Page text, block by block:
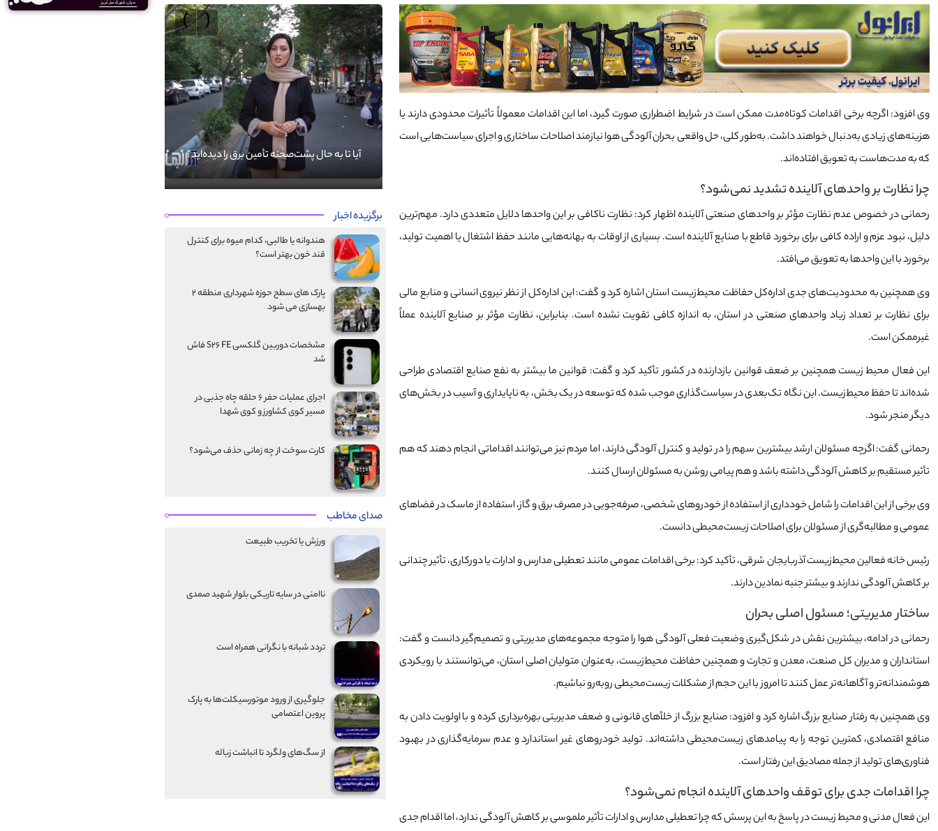
وی افزود: اگرچه برخی اقدامات کوتاه‌مدت ممکن است در شرایط اضطراری صورت گیرد، اما این اقدامات معمولاً تأثیرات محدودی دارند یا
هزینه‌های زیادی به‌دنبال خواهند داشت. به‌طور کلی، حل واقعی بحران آلودگی هوا نیازمند اصلاحات ساختاری و اجرای سیاست‌هایی است
که به مدت‌هاست به تعویق افتاده‌اند.
چرا نظارت بر واحدهای آلاینده تشدید نمی‌شود؟
رحمانی در خصوص عدم نظارت مؤثر بر واحدهای صنعتی آلاینده اظهار کرد: نظارت ناکافی بر این واحدها دلایل متعددی دارد. مهم‌ترین
دلیل، نبود عزم و اراده کافی برای برخورد قاطع با صنایع آلاینده است. بسیاری از اوقات به بهانه‌هایی مانند حفظ اشتغال یا اهمیت تولید،
برخورد با این واحدها به تعویق می‌افتد.
وی همچنین به محدودیت‌های جدی اداره‌کل حفاظت محیط‌زیست استان اشاره کرد و گفت: این اداره‌کل از نظر نیروی انسانی و منابع مالی
برای نظارت بر تعداد زیاد واحدهای صنعتی در استان، به اندازه کافی تقویت نشده است. بنابراین، نظارت مؤثر بر صنایع آلاینده عملاً
غیرممکن است.
این فعال محیط زیست همچنین بر ضعف قوانین بازدارنده در کشور تأکید کرد و گفت: قوانین ما بیشتر به نفع صنایع اقتصادی طراحی
شده‌اند تا حفظ محیط‌زیست. این نگاه تک‌بعدی در سیاست‌گذاری موجب شده که توسعه در یک بخش، به ناپایداری و آسیب در بخش‌های
دیگر منجر شود.
رحمانی گفت: اگرچه مسئولان ارشد بیشترین سهم را در تولید و کنترل آلودگی دارند، اما مردم نیز می‌توانند اقداماتی انجام دهند که هم
تأثیر مستقیم بر کاهش آلودگی داشته باشد و هم پیامی روشن به مسئولان ارسال کنند.
وی برخی از این اقدامات را شامل خودداری از استفاده از خودروهای شخصی، صرفه‌جویی در مصرف برق و گاز، استفاده از ماسک در فضاهای
عمومی و مطالبه‌گری از مسئولان برای اصلاحات زیست‌محیطی دانست.
رئیس خانه فعالین محیط‌زیست آذربایجان شرقی، تأکید کرد: برخی اقدامات عمومی مانند تعطیلی مدارس و ادارات یا دورکاری، تأثیر چندانی
بر کاهش آلودگی ندارند و بیشتر جنبه نمادین دارند.
ساختار مدیریتی؛ مسئول اصلی بحران
رحمانی در ادامه، بیشترین نقش در شکل‌گیری وضعیت فعلی آلودگی هوا را متوجه مجموعه‌های مدیریتی و تصمیم‌گیر دانست و گفت:
استانداران و مدیران کل صنعت، معدن و تجارت و همچنین حفاظت محیط‌زیست، به‌عنوان متولیان اصلی استان، می‌توانستند با رویکردی
هوشمندانه‌تر و آگاهانه‌تر عمل کنند تا امروز با این حجم از مشکلات زیست‌محیطی روبه‌رو نباشیم.
وی همچنین به رفتار صنایع بزرگ اشاره کرد و افزود: صنایع بزرگ از خلأهای قانونی و ضعف مدیریتی بهره‌برداری کرده و با اولویت دادن به
منافع اقتصادی، کمترین توجه را به پیامدهای زیست‌محیطی داشته‌اند. تولید خودروهای غیر استاندارد و عدم سرمایه‌گذاری در بهبود
فناوری‌های تولید از جمله مصادیق این رفتار است.
چرا اقدامات جدی برای توقف واحدهای آلاینده انجام نمی‌شود؟
این فعال مدنی و محیط زیست در پاسخ به این پرسش که چرا تعطیلی مدارس و ادارات تأثیر ملموسی بر کاهش آلودگی ندارد، اما اقدام جدی
سال‌های آبی،
ببینید | استادان هنر رفوگری تبریز آیا تا به حال پشت‌صحنه تأمین برق را دیده‌اید؟
‹
›
برگزیده اخبار
هندوانه یا طالبی، کدام‌ میوه برای کنترل
قند خون بهتر است؟
پارک های سطح حوزه شهرداری منطقه ۲
بهسازی می شود
مشخصات دوربین گلکسی S۲۶ FE فاش
شد
اجرای عملیات حفر ۶ حلقه چاه جذبی در
مسیر کوی کشاورز و کوی شهدا
کارت سوخت از چه زمانی حذف می‌شود؟
صدای مخاطب
ورزش یا تخریب طبیعت
ناامنی در سایه تاریکی بلوار شهید صمدی
تردد شبانه با نگرانی همراه است
جلوگیری از ورود موتورسیکلت‌ها به پارک
پروین اعتصامی
از سگ‌های ولگرد تا انباشت زباله